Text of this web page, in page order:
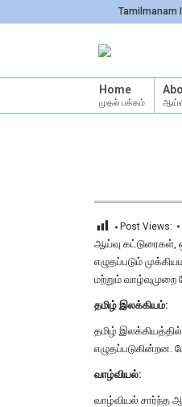
Tamilmanam
Home
முதல் பக்கம்
Post Views:
ஆய்வு கட்டுரைகள்,
எழுதப்படும்
மற்றும்
தமிழ் இலக்கியம்:
தமிழ்
எழுதப்படுகின்றன.
வாழ்வியல்:
வாழ்வியல் சார்ந்த